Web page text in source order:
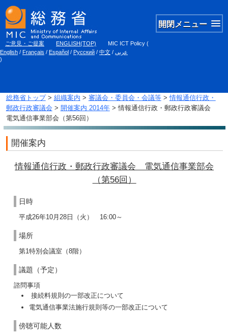
開閉メニュー
ご意見・ご提案 ENGLISH(TOP) MIC ICT Policy (
English / Français / Español / Русский / 中文 / عربي
)
総務省トップ> 組織案内 > 審議会・委員会・会議等>情報通信行政・
郵政行政審議会 > 開催案内 2014年> 情報通信行政・郵政行政審議会
電気通信事業部会（第56回）
開催案内
情報通信行政・郵政行政審議会 電気通信事業部会
（第56回）
日時
平成26年10月28日（火） 16:00～
場所
第1特別会議室（8階）
議題（予定）
諮問事項
接続料規則の一部改正について
電気通信事業法施行規則等の一部改正について
傍聴可能人数